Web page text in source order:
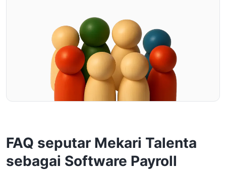
FAQ seputar Mekari Talenta
sebagai Software Payroll